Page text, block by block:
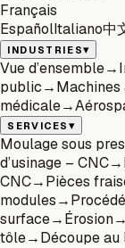
Français
EspañolItaliano中
INDUSTRIES▾
Vue d’ensemble→
public→Machines
médicale→
SERVICES▾
Moulage sous
d’usinage – CNC→
CNC→Pièces
modules→
surface→Érosion→
tôle→Découpe au